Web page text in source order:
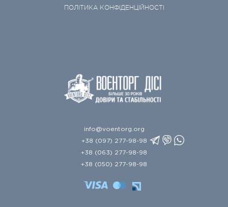
ПОЛІТИКА КОНФІДЕНЦІЙНОСТІ
info@voentorg.org
+38 (097) 277-98-98
+38 (063) 277-98-98
+38 (050) 277-98-98